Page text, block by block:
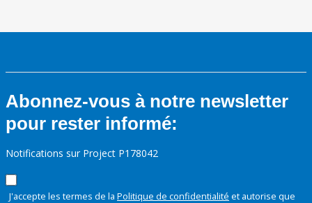
Abonnez-vous à notre newsletter
pour rester informé:
Notifications sur Project P178042
J'accepte les termes de la Politique de confidentialité et autorise que